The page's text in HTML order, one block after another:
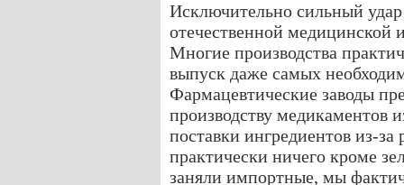
Исключительно сильный
отечественной
Многие производства
выпуск даже самых
Фармацевтические заводы
производству медикаментов
поставки ингредиентов из-
практически ничего кроме
заняли импортные, мы